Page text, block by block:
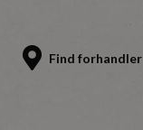
Find forhandler